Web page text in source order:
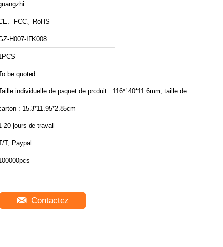
、FCC、RoHS
H007-IFK008
be quoted
individuelle de paquet de produit : 116*140*11.6mm, taille de
: 15.3*11.95*2.85cm
20 jours de travail
T, Paypal
Contactez